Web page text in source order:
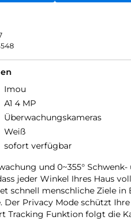
Imou
A1 4 MP
Überwachungskameras
Weiß
sofort verfügbar
und 0~355°
jeder Winkel Ihres Haus
schnell menschliche Ziele
Privacy Mode schützt
Tracking Funktion folgt die